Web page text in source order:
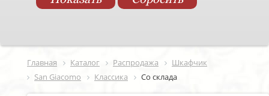
Главная Каталог Распродажа
Шкафчик
San Giacomo
Классика Со склада